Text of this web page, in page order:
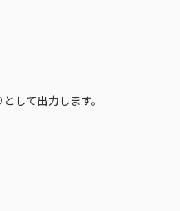
して出力します。